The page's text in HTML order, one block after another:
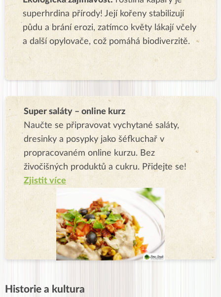
superhrdina přírody! Její kořeny stabilizují
půdu a brání erozi, zatímco květy lákají včely
a další opylovače, což pomáhá biodiverzitě.
Super saláty – online kurz
Naučte se připravovat vychytané saláty,
dresinky a posypky jako šéfkuchař v
propracovaném online kurzu. Bez
živočišných produktů a cukru. Přidejte se!
Zjistit více
Historie a kultura